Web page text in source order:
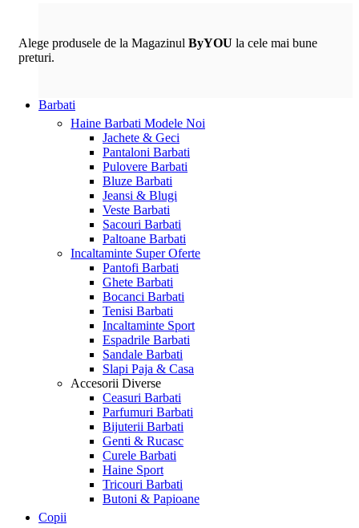
Alege produsele de la Magazinul ByYOU la cele mai bune
preturi.
Barbati
Haine Barbati Modele Noi
Jachete & Geci
Pantaloni Barbati
Pulovere Barbati
Bluze Barbati
Jeansi & Blugi
Veste Barbati
Sacouri Barbati
Paltoane Barbati
Incaltaminte Super Oferte
Pantofi Barbati
Ghete Barbati
Bocanci Barbati
Tenisi Barbati
Incaltaminte Sport
Espadrile Barbati
Sandale Barbati
Slapi Paja & Casa
Accesorii Diverse
Ceasuri Barbati
Parfumuri Barbati
Bijuterii Barbati
Genti & Rucasc
Curele Barbati
Haine Sport
Tricouri Barbati
Butoni & Papioane
Copii